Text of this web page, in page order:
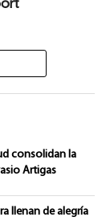
consolidan la
Artigas
llenan de alegría